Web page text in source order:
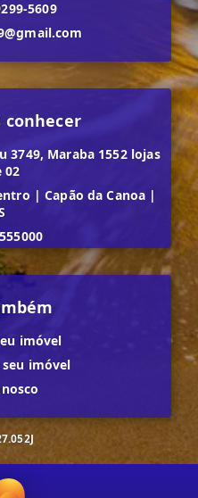
5609
conhecer
3749, Maraba 1552 lojas
02
| Capão da Canoa |
imóvel
imóvel